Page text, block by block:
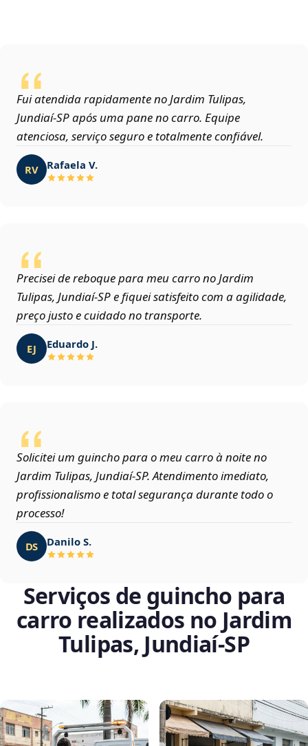
Fui atendida rapidamente no Jardim Tulipas,
Jundiaí‑SP após uma pane no carro. Equipe
atenciosa, serviço seguro e totalmente confiável.
RV Rafaela V.
Precisei de reboque para meu carro no Jardim
Tulipas, Jundiaí‑SP e fiquei satisfeito com a agilidade,
preço justo e cuidado no transporte.
EJ Eduardo J.
Solicitei um guincho para o meu carro à noite no
Jardim Tulipas, Jundiaí‑SP. Atendimento imediato,
profissionalismo e total segurança durante todo o
processo!
DS Danilo S.
Serviços de guincho para
carro realizados no Jardim
Tulipas, Jundiaí‑SP